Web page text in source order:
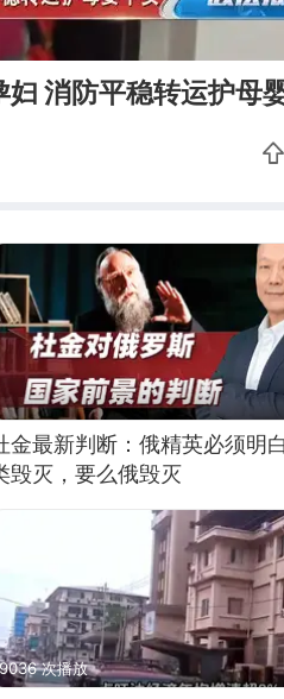
消防平稳转运护母
金最新判断：俄精英必须明
毁灭，要么俄毁灭
9036 次播放